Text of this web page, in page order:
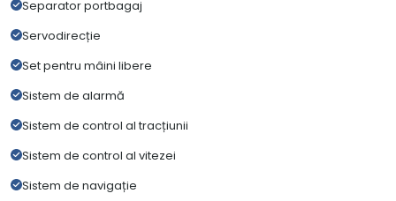
Separator portbagaj
Servodirecție
Set pentru mâini libere
Sistem de alarmă
Sistem de control al tracțiunii
Sistem de control al vitezei
Sistem de navigație